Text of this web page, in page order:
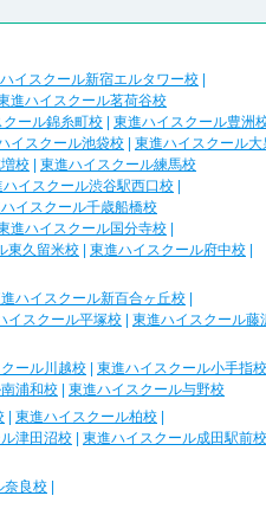
イスクール新宿エルタワー校
進ハイスクール茗荷谷校
ール錦糸町校 東進ハイスクール豊洲
イスクール池袋校 東進ハイスクール大
校
東進ハイスクール練馬校
ハイスクール渋谷駅西口校
イスクール千歳船橋校
進ハイスクール国分寺校
東久留米校 東進ハイスクール府中校
ハイスクール新百合ヶ丘校
イスクール平塚校 東進ハイスクール藤
ール川越校 東進ハイスクール小手指校
浦和校
東進ハイスクール与野校
東進ハイスクール柏校
津田沼校 東進ハイスクール成田駅前校
奈良校